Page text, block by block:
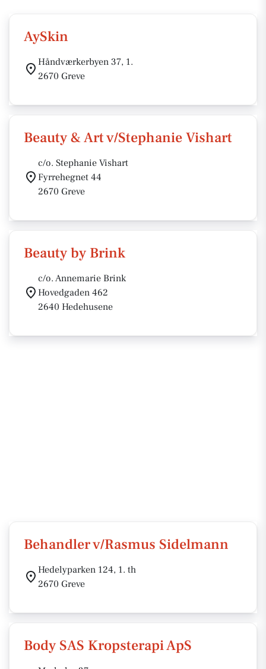
AySkin
Håndværkerbyen 37, 1.
2670 Greve
Beauty & Art v/Stephanie Vishart
c/o. Stephanie Vishart
Fyrrehegnet 44
2670 Greve
Beauty by Brink
c/o. Annemarie Brink
Hovedgaden 462
2640 Hedehusene
Behandler v/Rasmus Sidelmann
Hedelyparken 124, 1. th
2670 Greve
Body SAS Kropsterapi ApS